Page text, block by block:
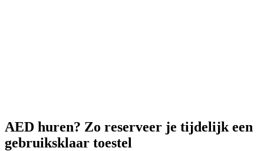
AED huren? Zo reserveer je tijdelijk een
gebruiksklaar toestel